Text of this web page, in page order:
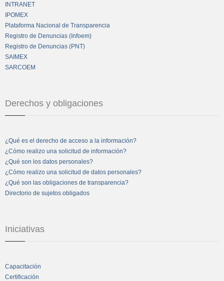
INTRANET
IPOMEX
Plataforma Nacional de Transparencia
Registro de Denuncias (Infoem)
Registro de Denuncias (PNT)
SAIMEX
SARCOEM
Derechos y obligaciones
¿Qué es el derecho de acceso a la información?
¿Cómo realizo una solicitud de información?
¿Qué son los datos personales?
¿Cómo realizo una solicitud de datos personales?
¿Qué son las obligaciones de transparencia?
Directorio de sujetos obligados
Iniciativas
Capacitación
Certificación